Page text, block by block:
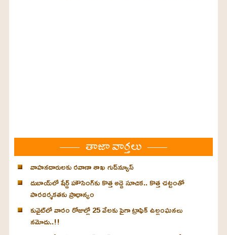
తాజా వార్తలు
వాహనదారులకు రవాణా శాఖ గుడ్‌న్యూస్
దుబాయ్‌లో షేర్డ్ హౌసింగ్‌కు కొత్త అద్దె సూచిక.. కొత్త చట్టంతో
పారదర్శకతకు ప్రాధాన్యం
కువైట్‌లో వారం రోజుల్లో 25 వేలకు పైగా ట్రాఫిక్ ఉల్లంఘనలు
నమోదు..!!